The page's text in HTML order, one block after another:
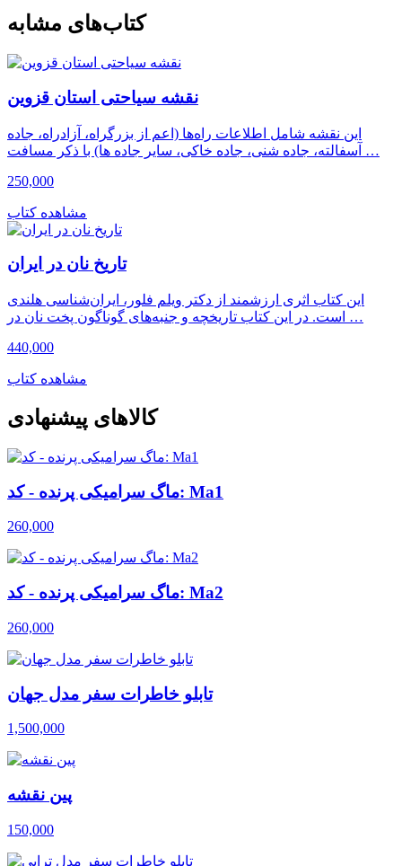
کتاب‌های مشابه
نقشه سیاحتی استان قزوین
این نقشه شامل اطلاعات راه‌ها (اعم از بزرگراه، آزادراه، جاده
آسفالته، جاده شنی، جاده خاکی، سایر جاده ها) با ذکر مسافت …
250,000
مشاهده کتاب
تاریخ نان در ایران
این کتاب اثری ارزشمند از دکتر ویلم فلور، ایران‌شناسی هلندی
است. در این کتاب تاریخچه و جنبه‌های گوناگون پخت نان در …
440,000
مشاهده کتاب
کالاهای پیشنهادی
ماگ سرامیکی پرنده - کد: Ma1
260,000
ماگ سرامیکی پرنده - کد: Ma2
260,000
تابلو خاطرات سفر مدل جهان
1,500,000
پین نقشه
150,000